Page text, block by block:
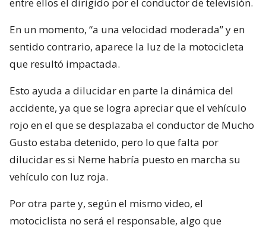
En un momento, “a una velocidad moderada” y en
sentido contrario, aparece la luz de la motocicleta
que resultó impactada.
Esto ayuda a dilucidar en parte la dinámica del
accidente, ya que se logra apreciar que el vehículo
rojo en el que se desplazaba el conductor de Mucho
Gusto estaba detenido, pero lo que falta por
dilucidar es si Neme habría puesto en marcha su
vehículo con luz roja.
Por otra parte y, según el mismo video, el
motociclista no será el responsable, algo que